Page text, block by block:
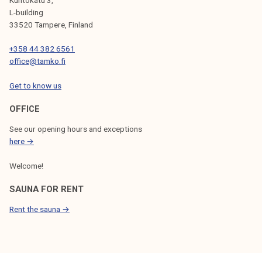
L-building
33520 Tampere, Finland
+358 44 382 6561
office@tamko.fi
Get to know us
OFFICE
See our opening hours and exceptions
here →
Welcome!
SAUNA FOR RENT
Rent the sauna →